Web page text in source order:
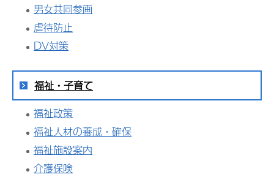
男女共同参画
虐待防止
DV対策
福祉・子育て
福祉政策
福祉人材の養成・確保
福祉施設案内
介護保険